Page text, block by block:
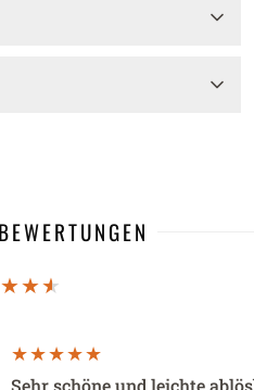
Sehr schöne und leichte